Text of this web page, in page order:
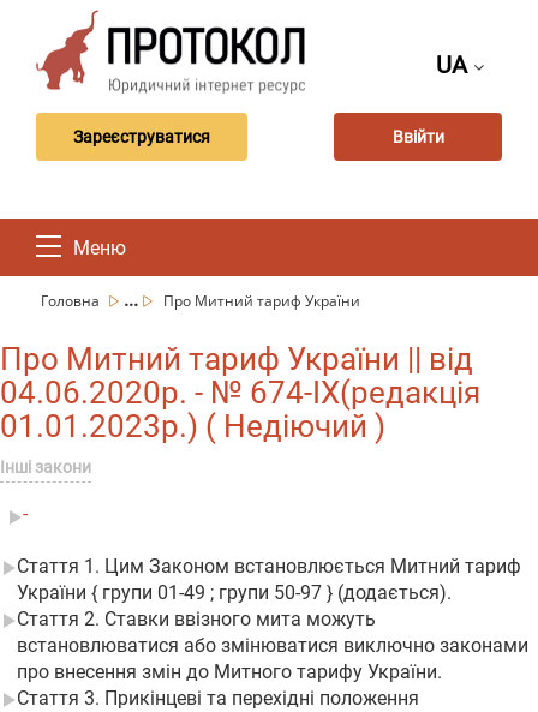
UA
Зареєструватися Ввійти
Меню
Головна ... Про Митний тариф України
Про Митний тариф України || від
04.06.2020р. - № 674-IX(редакція
01.01.2023р.) ( Недіючий )
Інші закони
-
Стаття 1. Цим Законом встановлюється Митний тариф
України { групи 01-49 ; групи 50-97 } (додається).
Стаття 2. Ставки ввізного мита можуть
встановлюватися або змінюватися виключно законами
про внесення змін до Митного тарифу України.
Стаття 3. Прикінцеві та перехідні положення